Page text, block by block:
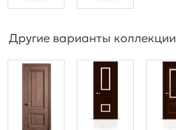
Другие варианты коллекции